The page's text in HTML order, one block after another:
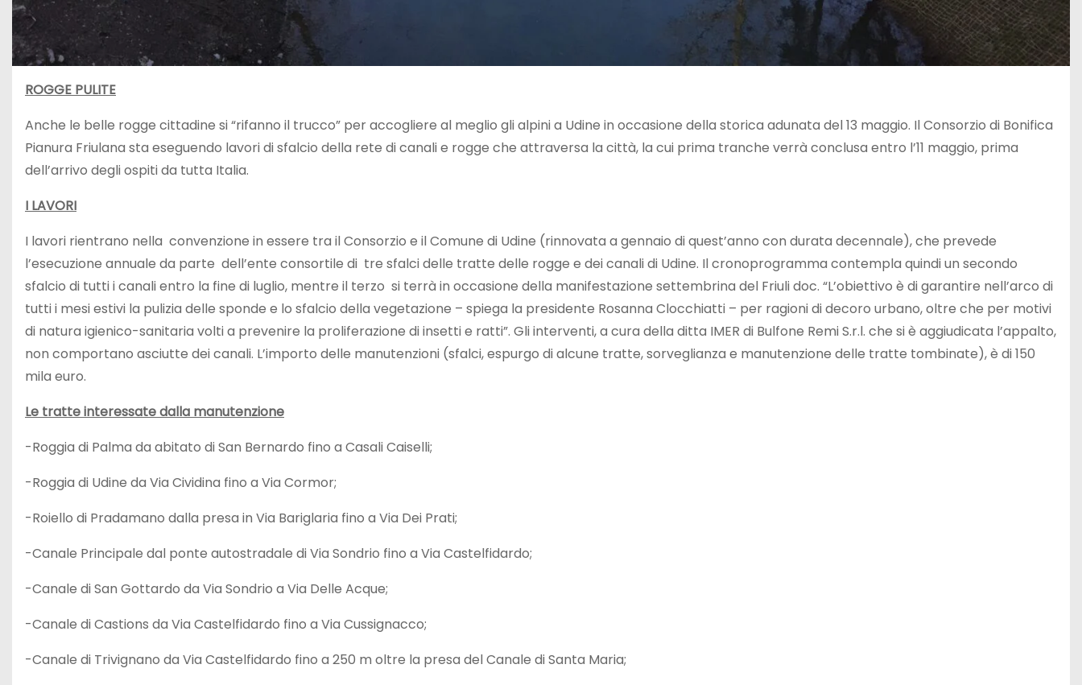
ROGGE PULITE
Anche le belle rogge cittadine si “rifanno il trucco” per accogliere al meglio gli alpini a Udine in occasione della storica adunata del 13 maggio. Il Consorzio di Bonifica
Pianura Friulana sta eseguendo lavori di sfalcio della rete di canali e rogge che attraversa la città, la cui prima tranche verrà conclusa entro l’11 maggio, prima
dell’arrivo degli ospiti da tutta Italia.
I LAVORI
I lavori rientrano nella convenzione in essere tra il Consorzio e il Comune di Udine (rinnovata a gennaio di quest’anno con durata decennale), che prevede
l’esecuzione annuale da parte dell’ente consortile di tre sfalci delle tratte delle rogge e dei canali di Udine. Il cronoprogramma contempla quindi un secondo
sfalcio di tutti i canali entro la fine di luglio, mentre il terzo si terrà in occasione della manifestazione settembrina del Friuli doc. “L’obiettivo è di garantire nell’arco di
tutti i mesi estivi la pulizia delle sponde e lo sfalcio della vegetazione – spiega la presidente Rosanna Clocchiatti – per ragioni di decoro urbano, oltre che per motivi
di natura igienico-sanitaria volti a prevenire la proliferazione di insetti e ratti”. Gli interventi, a cura della ditta IMER di Bulfone Remi S.r.l. che si è aggiudicata l’appalto,
non comportano asciutte dei canali. L’importo delle manutenzioni (sfalci, espurgo di alcune tratte, sorveglianza e manutenzione delle tratte tombinate), è di 150
mila euro.
Le tratte interessate dalla manutenzione
-Roggia di Palma da abitato di San Bernardo fino a Casali Caiselli;
-Roggia di Udine da Via Cividina fino a Via Cormor;
-Roiello di Pradamano dalla presa in Via Bariglaria fino a Via Dei Prati;
-Canale Principale dal ponte autostradale di Via Sondrio fino a Via Castelfidardo;
-Canale di San Gottardo da Via Sondrio a Via Delle Acque;
-Canale di Castions da Via Castelfidardo fino a Via Cussignacco;
-Canale di Trivignano da Via Castelfidardo fino a 250 m oltre la presa del Canale di Santa Maria;